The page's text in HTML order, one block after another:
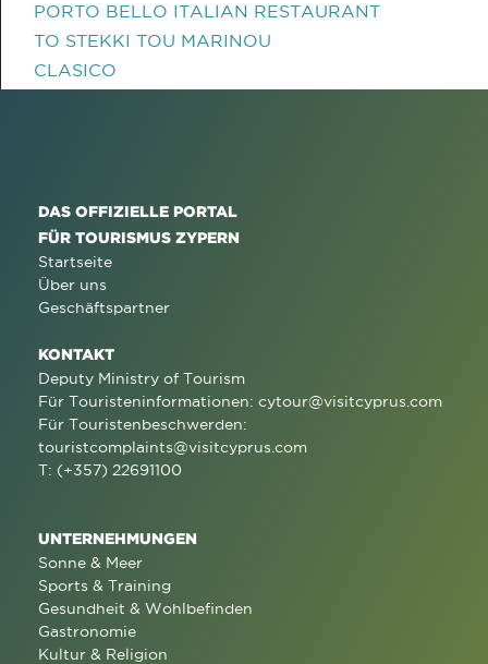
PORTO BELLO ITALIAN RESTAURANT
TO STEKKI TOU MARINOU
CLASICO
DAS OFFIZIELLE PORTAL
FÜR TOURISMUS ZYPERN
Startseite
Über uns
Geschäftspartner
KONTAKT
Deputy Ministry of Tourism
Für Touristeninformationen: cytour@visitcyprus.com
Für Touristenbeschwerden:
touristcomplaints@visitcyprus.com
T: (+357) 22691100
UNTERNEHMUNGEN
Sonne & Meer
Sports & Training
Gesundheit & Wohlbefinden
Gastronomie
Kultur & Religion